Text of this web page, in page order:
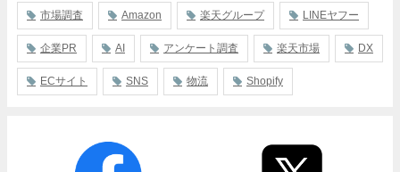
市場調査 Amazon 楽天グループ LINEヤフー
企業PR AI アンケート調査 楽天市場 DX
ECサイト SNS 物流 Shopify